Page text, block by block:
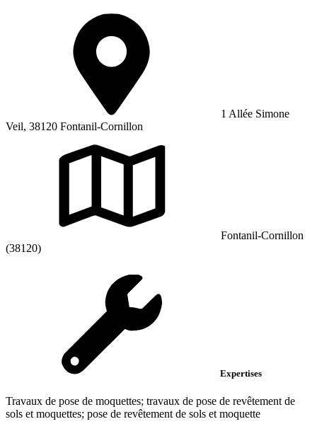
1 Allée Simone
Veil, 38120 Fontanil-Cornillon
Fontanil-Cornillon
(38120)
Expertises
Travaux de pose de moquettes; travaux de pose de revêtement de
sols et moquettes; pose de revêtement de sols et moquette